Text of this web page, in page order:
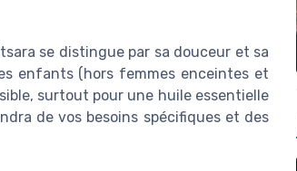
se distingue par sa douceur et sa
enfants (hors femmes enceintes et
surtout pour une huile essentielle
de vos besoins spécifiques et des